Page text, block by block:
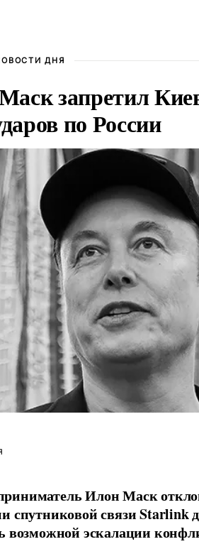
ДНЯ
запретил
по России
Илон Маск
спутниковой связи Starlink
возможной эскалации